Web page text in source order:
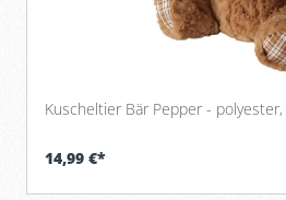
Kuscheltier Bär Pepper -
14,99 €*